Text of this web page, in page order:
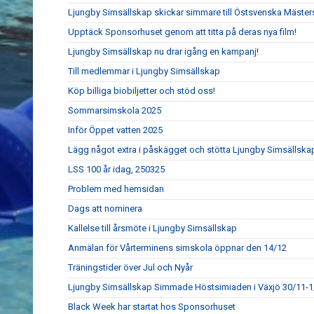
Ljungby Simsällskap skickar simmare till Östsvenska
Upptäck Sponsorhuset genom att titta på deras nya film!
Ljungby Simsällskap nu drar igång en kampanj!
Till medlemmar i Ljungby Simsällskap
Köp billiga biobiljetter och stöd oss!
Sommarsimskola 2025
Inför Öppet vatten 2025
Lägg något extra i påskägget och stötta Ljungby
LSS 100 år idag, 250325
Problem med hemsidan
Dags att nominera
Kallelse till årsmöte i Ljungby Simsällskap
Anmälan för Vårterminens simskola öppnar den 14/12
Träningstider över Jul och Nyår
Ljungby Simsällskap Simmade Höstsimiaden i Växjö 30/11-
Black Week har startat hos Sponsorhuset